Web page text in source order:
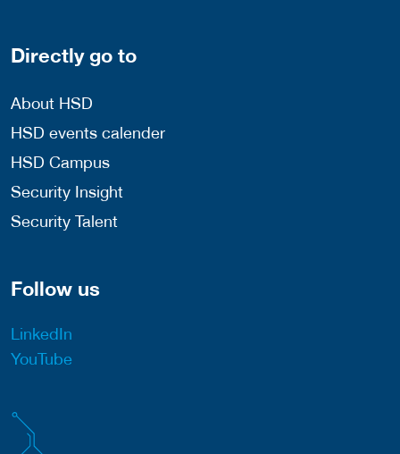
Directly go to
About HSD
HSD events calender
HSD Campus
Security Insight
Security Talent
Follow us
LinkedIn
YouTube